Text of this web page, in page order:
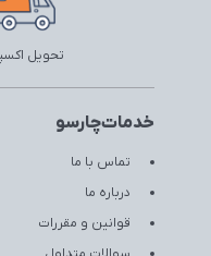
تحویل
خدمات‌چارسو
تماس با ما
درباره ما
قوانین و مقررات